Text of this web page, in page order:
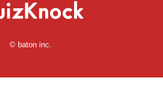
© baton inc.